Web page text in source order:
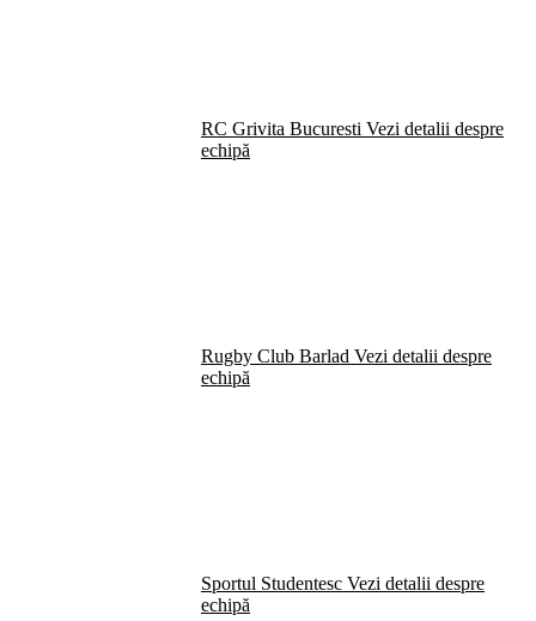
RC Grivita Bucuresti Vezi detalii despre
echipă
Rugby Club Barlad Vezi detalii despre
echipă
Sportul Studentesc Vezi detalii despre
echipă